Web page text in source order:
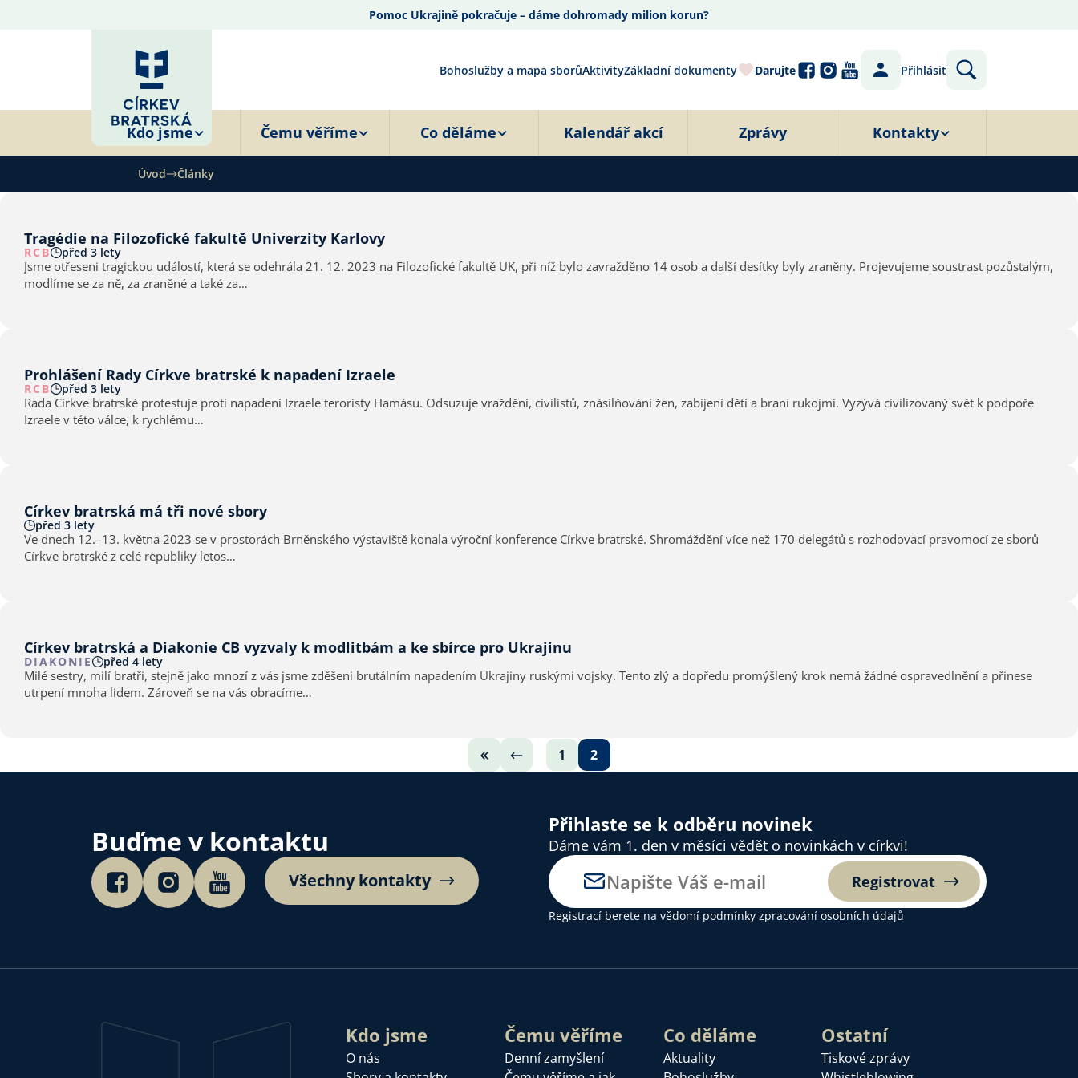
Pomoc Ukrajině pokračuje – dáme dohromady milion korun?
Bohoslužby a mapa sborůAktivityZákladní dokumenty Darujte Přihlásit
Kdo jsme Čemu věříme Co děláme Kalendář akcí Zprávy Kontakty
Úvod Články
Tragédie na Filozofické fakultě Univerzity Karlovy
RCB před 3 lety
Jsme otřeseni tragickou událostí, která se odehrála 21. 12. 2023 na Filozofické fakultě UK, při níž bylo zavražděno 14 osob a další desítky byly zraněny. Projevujeme soustrast pozůstalým,
modlíme se za ně, za zraněné a také za…
Prohlášení Rady Církve bratrské k napadení Izraele
RCB před 3 lety
Rada Církve bratrské protestuje proti napadení Izraele teroristy Hamásu. Odsuzuje vraždění, civilistů, znásilňování žen, zabíjení dětí a braní rukojmí. Vyzývá civilizovaný svět k podpoře
Izraele v této válce, k rychlému…
Církev bratrská má tři nové sbory
před 3 lety
Ve dnech 12.–13. května 2023 se v prostorách Brněnského výstaviště konala výroční konference Církve bratrské. Shromáždění více než 170 delegátů s rozhodovací pravomocí ze sborů
Církve bratrské z celé republiky letos…
Církev bratrská a Diakonie CB vyzvaly k modlitbám a ke sbírce pro Ukrajinu
DIAKONIE před 4 lety
Milé sestry, milí bratři, stejně jako mnozí z vás jsme zděšeni brutálním napadením Ukrajiny ruskými vojsky. Tento zlý a dopředu promýšlený krok nemá žádné ospravedlnění a přinese
utrpení mnoha lidem. Zároveň se na vás obracíme…
1 2
Buďme v kontaktu
Všechny kontakty
Přihlaste se k odběru novinek
Dáme vám 1. den v měsíci vědět o novinkách v církvi!
Registrovat
Registrací berete na vědomí podmínky zpracování osobních údajů
Kdo jsme
O nás
Čemu věříme
Denní zamyšlení
Co děláme
Aktuality
Ostatní
Tiskové zprávy